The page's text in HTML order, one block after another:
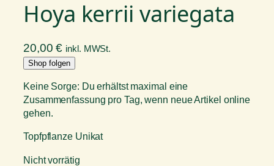
Hoya kerrii variegata
20,00€ inkl. MWSt.
Shop folgen
Keine Sorge: Du erhältst maximal eine
Zusammenfassung pro Tag, wenn neue Artikel online
gehen.
Topfpflanze Unikat
Nicht vorrätig